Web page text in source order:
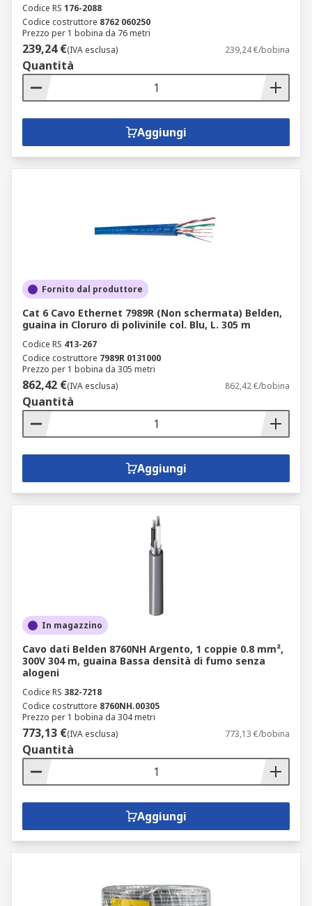
Codice RS 176-2088
Codice costruttore 8762 060250
Prezzo per 1 bobina da 76 metri
239,24 €(IVA esclusa) 239,24 €/bobina
Quantità
Aggiungi
Fornito dal produttore
Cat 6 Cavo Ethernet 7989R (Non schermata) Belden,
guaina in Cloruro di polivinile col. Blu, L. 305 m
Codice RS 413-267
Codice costruttore 7989R 0131000
Prezzo per 1 bobina da 305 metri
862,42 €(IVA esclusa) 862,42 €/bobina
Quantità
Aggiungi
In magazzino
Cavo dati Belden 8760NH Argento, 1 coppie 0.8 mm²,
300V 304 m, guaina Bassa densità di fumo senza
alogeni
Codice RS 382-7218
Codice costruttore 8760NH.00305
Prezzo per 1 bobina da 304 metri
773,13 €(IVA esclusa) 773,13 €/bobina
Quantità
Aggiungi